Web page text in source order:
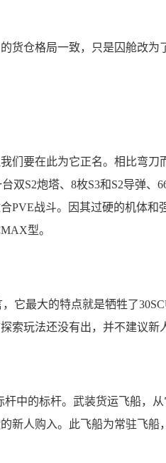
货仓格局一致，只是囚舱改
们要在此为它正名。相比弯
双S2炮塔、8枚S3和S2导弹、
PVE战斗。因其过硬的机体和
型。
它最大的特点就是牺牲了
索玩法还没有出，并不建议新
中的标杆。武装货运飞船，
新人购入。此飞船为常驻飞船